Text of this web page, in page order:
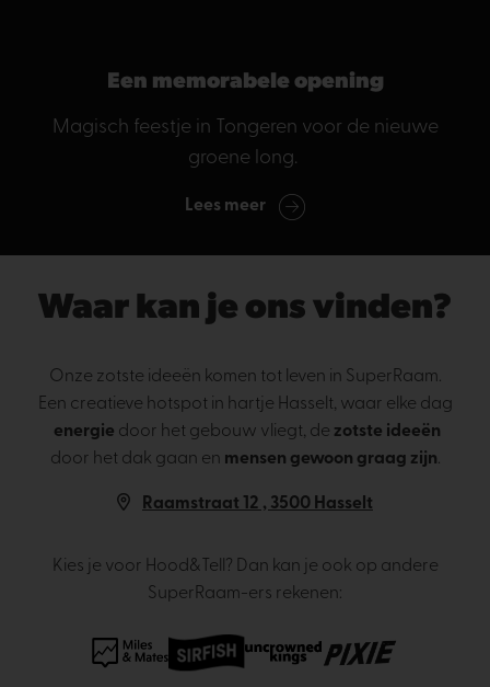
Een memorabele opening
Magisch feestje in Tongeren voor de nieuwe
groene long.
Lees meer
Waar kan je ons vinden?
Onze zotste ideeën komen tot leven in SuperRaam.
Een creatieve hotspot in hartje Hasselt, waar elke dag
energie door het gebouw vliegt, de zotste ideeën
door het dak gaan en mensen gewoon graag zijn.
Raamstraat 12 , 3500 Hasselt
Kies je voor Hood&Tell? Dan kan je ook op andere
SuperRaam-ers rekenen: